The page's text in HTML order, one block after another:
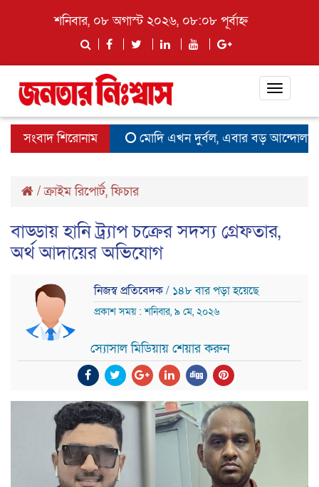
শনিবার, ০৮ অগাস্ট ২০২৬, ০৮:০৮ পূর্বাহ্ন
Toggle
সংবাদ শিরোনাম
মোদি এখন দুর্বল, এবার বড় আন্দোলনের
/ক্রাইম রিপোর্ট,ফিচার
বাড্ডায় হানি ট্র্যাপ চক্রের সদস্য গ্রেফতার,
অর্থ আদায়ের অভিযোগ
নিজস্ব প্রতিবেদক/ ১৪৮ বার পড়া হয়েছে
প্রকাশ সময় : শনিবার, ৯ মে, ২০২৬
স্যোসাল মিডিয়ায় শেয়ার করুন